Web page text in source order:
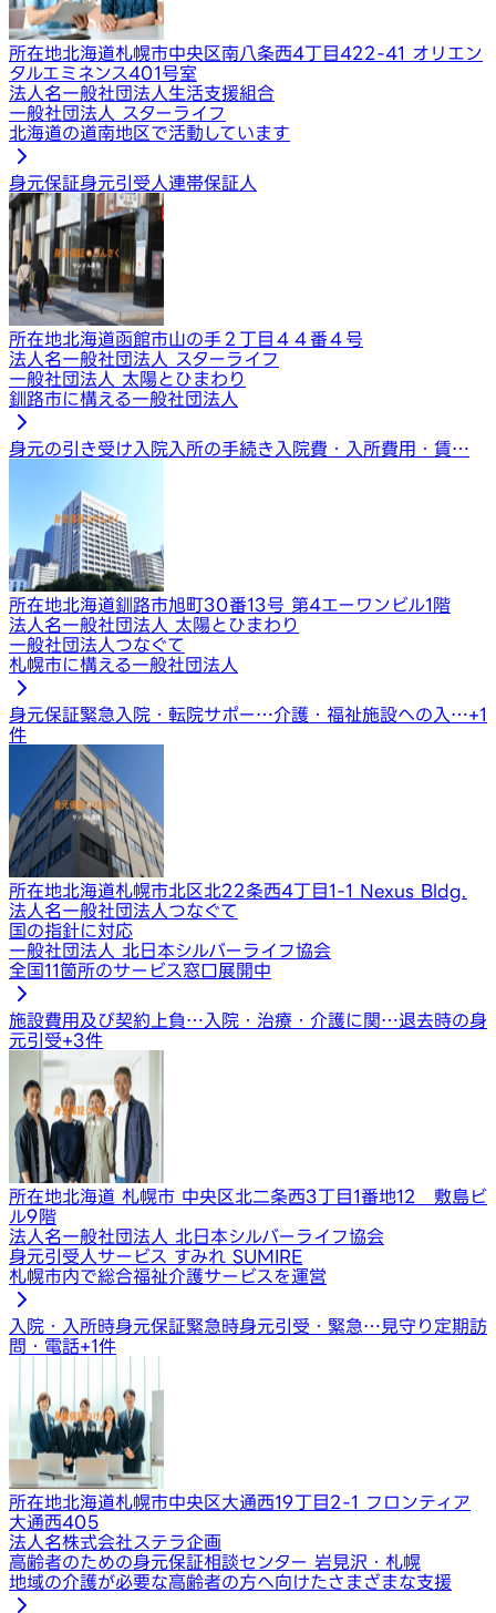
所在地北海道札幌市中央区南八条西4丁目422-41 オリエン
タルエミネンス401号室
法人名一般社団法人生活支援組合
一般社団法人 スターライフ
北海道の道南地区で活動しています
身元保証身元引受人連帯保証人
所在地北海道函館市山の手２丁目４４番４号
法人名一般社団法人 スターライフ
一般社団法人 太陽とひまわり
釧路市に構える一般社団法人
身元の引き受け 入院入所の手続き 入院費・入所費用・賃…
所在地北海道釧路市旭町30番13号 第4エーワンビル1階
法人名一般社団法人 太陽とひまわり
一般社団法人つなぐて
札幌市に構える一般社団法人
身元保証緊急入院・転院サポー…介護・福祉施設への入…+1
件
所在地北海道札幌市北区北22条西4丁目1-1 Nexus Bldg.
法人名一般社団法人つなぐて
国の指針に対応
一般社団法人 北日本シルバーライフ協会
全国11箇所のサービス窓口展開中
施設費用及び契約上負… 入院・治療・介護に関…退去時の身
元引受+3件
所在地北海道 札幌市 中央区北二条西3丁目1番地12 敷島ビ
ル9階
法人名一般社団法人 北日本シルバーライフ協会
身元引受人サービス すみれ SUMIRE
札幌市内で総合福祉介護サービスを運営
入院・入所時身元保証緊急時身元引受・緊急…見守り定期訪
問・電話+1件
所在地北海道札幌市中央区大通西19丁目2-1 フロンティア
大通西405
法人名株式会社ステラ企画
高齢者のための身元保証相談センター 岩見沢・札幌
地域の介護が必要な高齢者の方へ向けたさまざまな支援